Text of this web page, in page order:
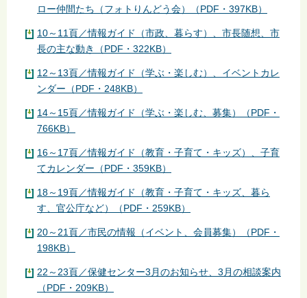
ロー仲間たち（フォトりんどう会）（PDF・397KB）
10～11頁／情報ガイド（市政、暮らす）、市長随想、市
長の主な動き（PDF・322KB）
12～13頁／情報ガイド（学ぶ・楽しむ）、イベントカレ
ンダー（PDF・248KB）
14～15頁／情報ガイド（学ぶ・楽しむ、募集）（PDF・
766KB）
16～17頁／情報ガイド（教育・子育て・キッズ）、子育
てカレンダー（PDF・359KB）
18～19頁／情報ガイド（教育・子育て・キッズ、暮ら
す、官公庁など）（PDF・259KB）
20～21頁／市民の情報（イベント、会員募集）（PDF・
198KB）
22～23頁／保健センター3月のお知らせ、3月の相談案内
（PDF・209KB）